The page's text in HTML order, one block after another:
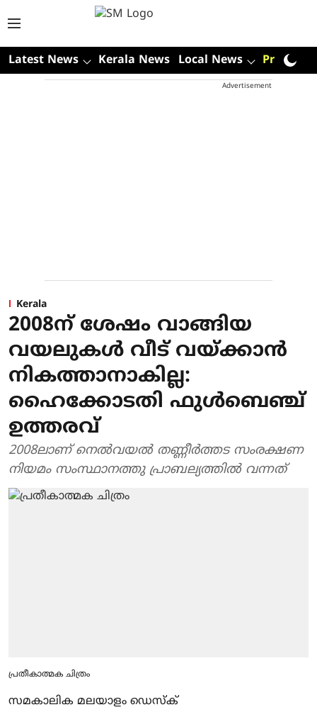
Latest News Kerala News Local News Premium
Advertisement
Kerala
2008ന് ശേഷം വാങ്ങിയ
വയലുകൾ വീട് വയ്ക്കാൻ
നികത്താനാകില്ല:
ഹൈക്കോടതി ഫുൾബെഞ്ച്
ഉത്തരവ്
2008ലാണ് നെൽവയൽ തണ്ണീർത്തട സംരക്ഷണ
നിയമം സംസ്ഥാനത്തു പ്രാബല്യത്തിൽ വന്നത്
പ്രതീകാത്മക ചിത്രം
സമകാലിക മലയാളം ഡെസ്ക്